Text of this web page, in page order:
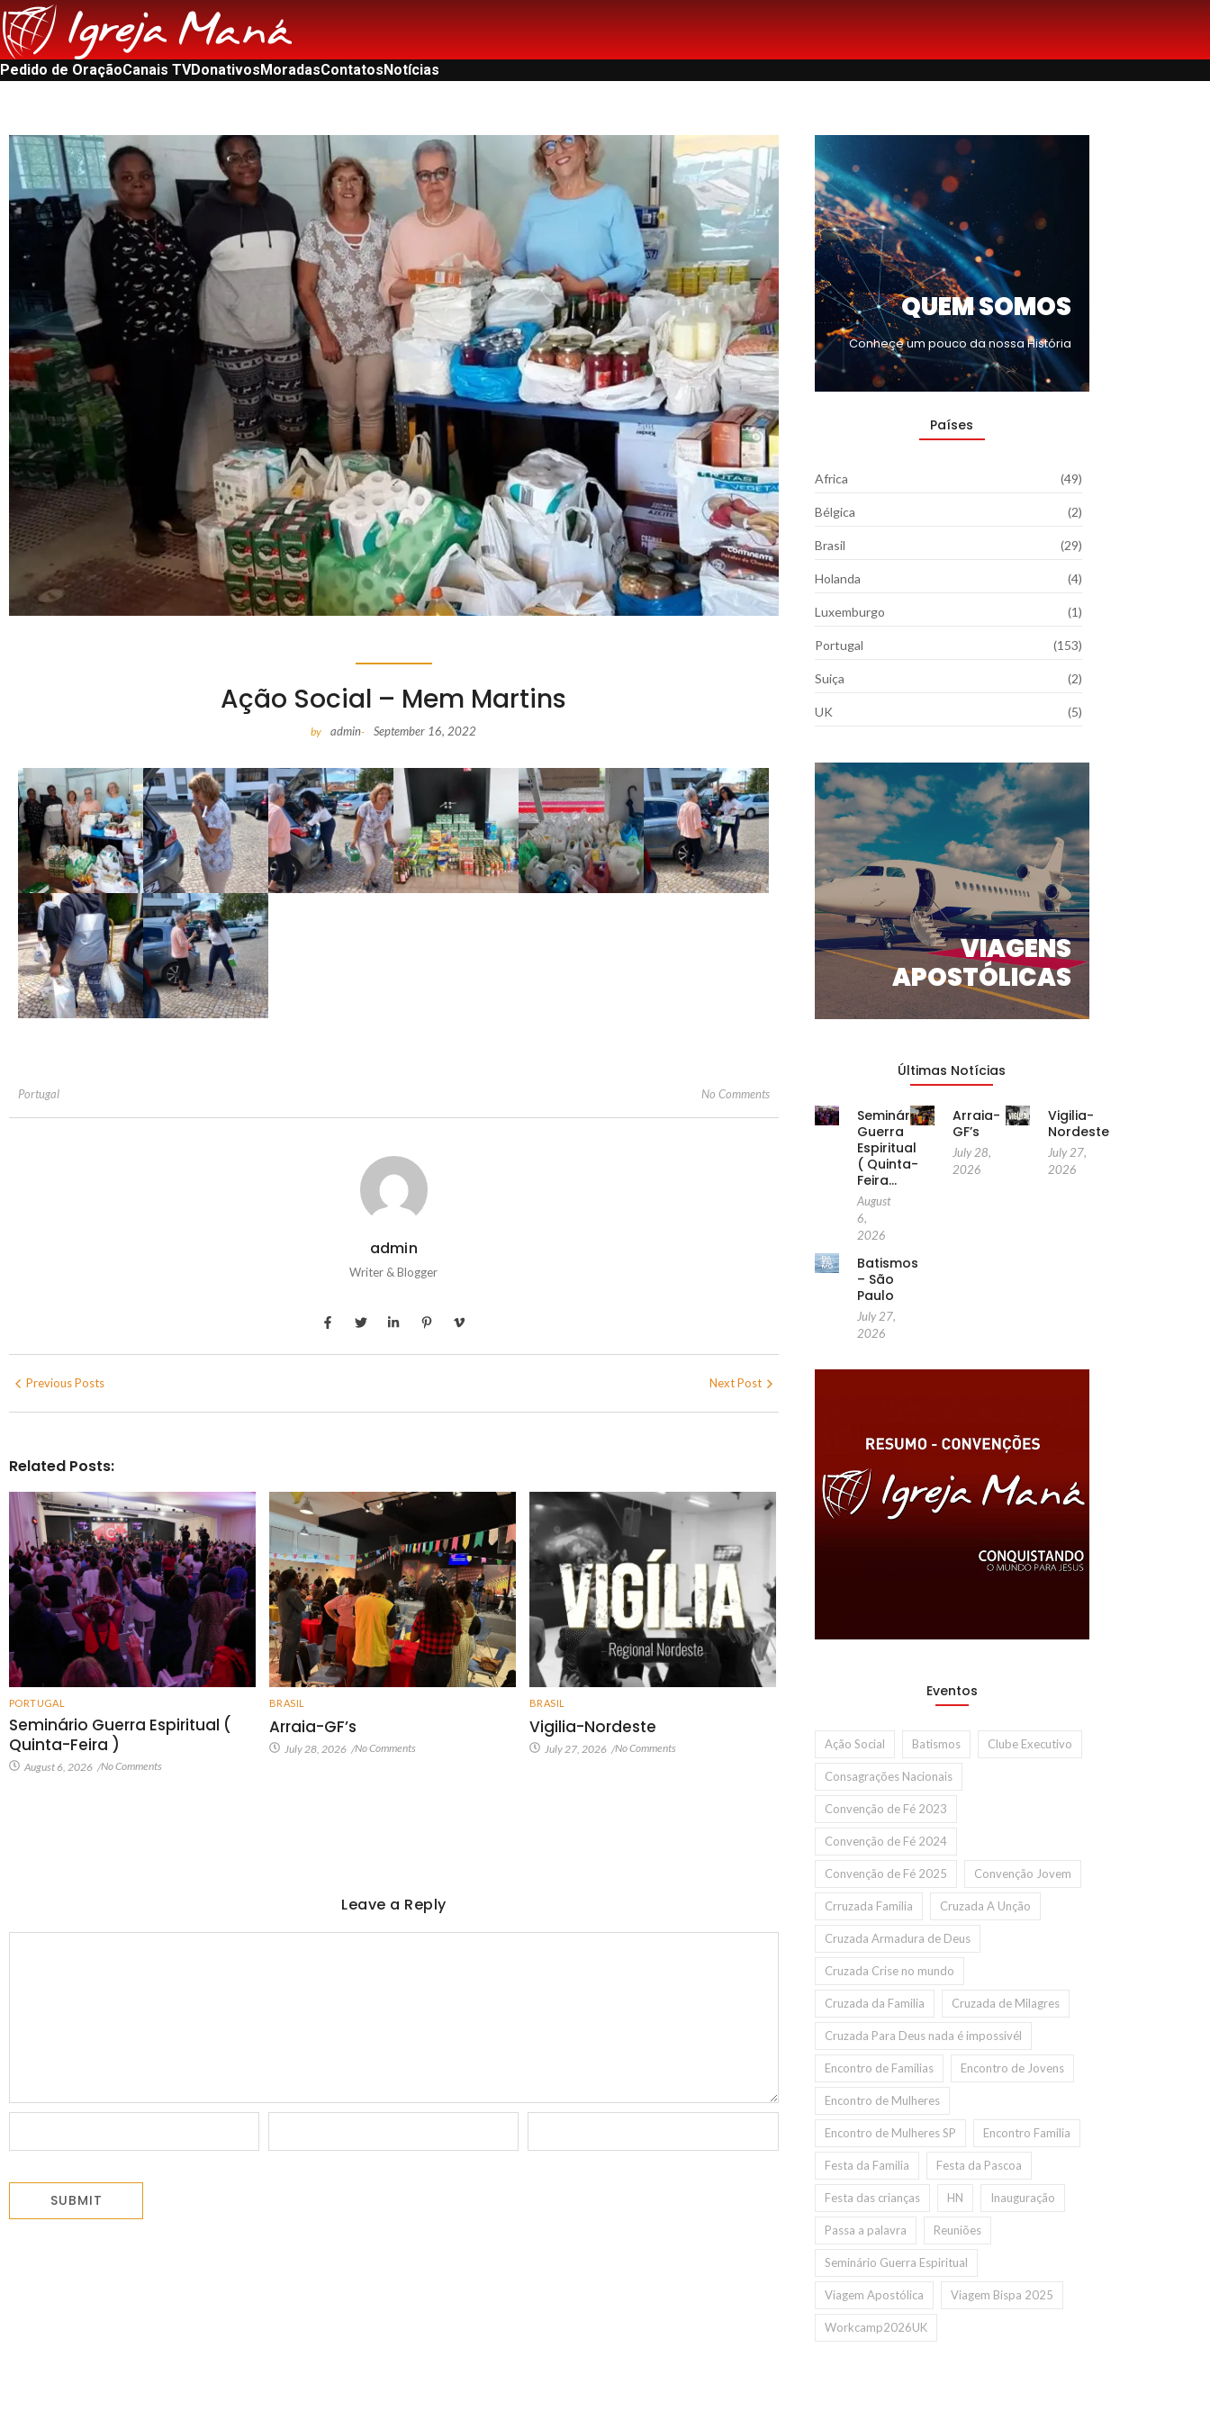
Pedido de OraçãoCanais TVDonativosMoradasContatosNotícias
Ação Social – Mem Martins
by admin- September 16, 2022
Portugal No Comments
admin
Writer & Blogger
Previous Posts Next Post
Related Posts:
PORTUGAL
Seminário Guerra Espiritual (
Quinta-Feira )
August 6, 2026 /No Comments
BRASIL
Arraia-GF’s
July 28, 2026 /No Comments
BRASIL
Vigilia-Nordeste
July 27, 2026 /No Comments
Leave a Reply
QUEM SOMOS
Conheçe um pouco da nossa História
Países
Africa (49)
Bélgica (2)
Brasil (29)
Holanda (4)
Luxemburgo (1)
Portugal (153)
Suiça (2)
UK (5)
VIAGENS
APOSTÓLICAS
Últimas Notícias
Seminário
Guerra
Espiritual
( Quinta-
Feira…
August
6,
2026
Arraia-
GF’s
July 28,
2026
Vigilia-
Nordeste
July 27,
2026
Batismos
– São
Paulo
July 27,
2026
Eventos
Ação Social Batismos Clube Executivo
Consagrações Nacionais
Convenção de Fé 2023
Convenção de Fé 2024
Convenção de Fé 2025 Convenção Jovem
Crruzada Familia Cruzada A Unção
Cruzada Armadura de Deus
Cruzada Crise no mundo
Cruzada da Familia Cruzada de Milagres
Cruzada Para Deus nada é impossivél
Encontro de Familias Encontro de Jovens
Encontro de Mulheres
Encontro de Mulheres SP Encontro Familia
Festa da Familia Festa da Pascoa
Festa das crianças HN Inauguração
Passa a palavra Reuniões
Seminário Guerra Espiritual
Viagem Apostólica Viagem Bispa 2025
Workcamp2026UK